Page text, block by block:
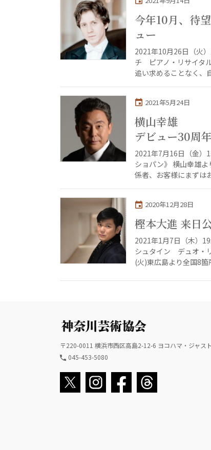
今年10月、待
ュー
2021年10月26日（火
チ ピアノ・リサイタ
追い求めることなく
2021年5月24日
横山幸雄
デビュー30周
2021年7月16日（金
ショパン》 横山幸雄
係者、お客様にまず
2020年12月28日
樫本大進 来日
2021年1月7日（木）
シュタイン デュオ・
(火)東広島より全国8
〒220-0011 横浜市西区高島2-12-6 ヨコハマ・ジャス
045-453-5080